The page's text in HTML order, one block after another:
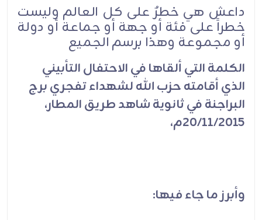
داعش هي خطرٌ على كل العالم وليست
خطراً على فئة أو جهة أو جماعة أو دولة
أو مجموعة وهذا برسم الجميع
الكلمة التي ألقاها في الاحتفال التأبيني
الذي أقامته حزب الله لشهداء تفجري برج
البراجنة في ثانوية شاهد طريق المطار،
20/11/2015م،
وأبرز ما جاء فيها: